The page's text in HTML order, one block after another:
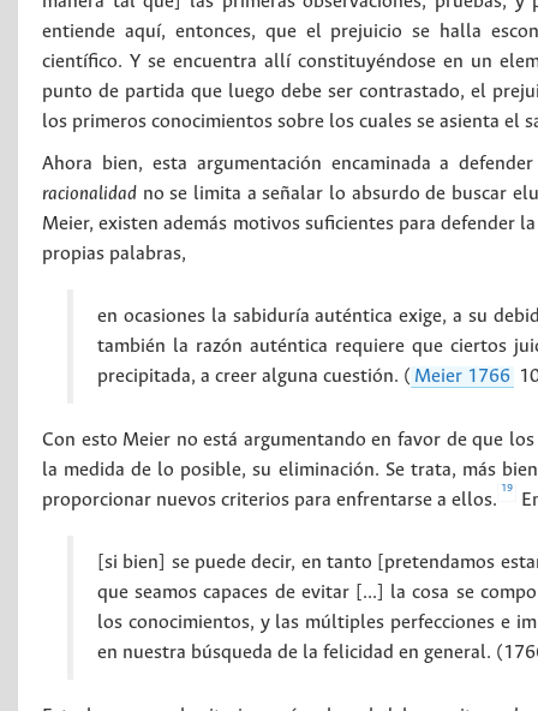
entiende aquí, entonces, que el prejuicio se halla
científico. Y se encuentra allí constituyéndose en un
punto de partida que luego debe ser contrastado, el
los primeros conocimientos sobre los cuales se asienta el
Ahora bien, esta argumentación encaminada a
racionalidad no se limita a señalar lo absurdo de buscar
Meier, existen además motivos suficientes para defender
propias palabras,
en ocasiones la sabiduría auténtica exige, a su
también la razón auténtica requiere que ciertos
precipitada, a creer alguna cuestión. ( Meier 1766
Con esto Meier no está argumentando en favor de que
la medida de lo posible, su eliminación. Se trata, más
proporcionar nuevos criterios para enfrentarse a ellos.
19
[si bien] se puede decir, en tanto [pretendamos
que seamos capaces de evitar [...] la cosa se
los conocimientos, y las múltiples perfecciones e
en nuestra búsqueda de la felicidad en general.